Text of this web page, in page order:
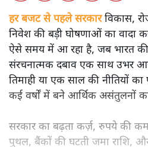
हर बजट से पहले सरकारविकास,
निवेश की बड़ी घोषणाओं का वादा
ऐसे समय में आ रहा है, जब भारत की
संरचनात्मक दबाव एक साथ उभर
तिमाही या एक साल की नीतियों
कई वर्षों में बने आर्थिक असंतुलनों
सरकार का बढ़ता कर्ज़, रुपये की
पुथल, बैंकों की घटती जमा राशि,